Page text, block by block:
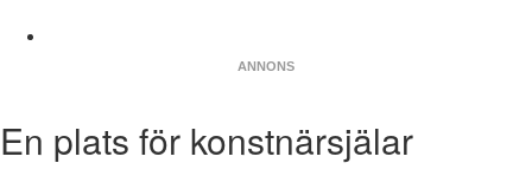
ANNONS
En plats för konstnärsjälar